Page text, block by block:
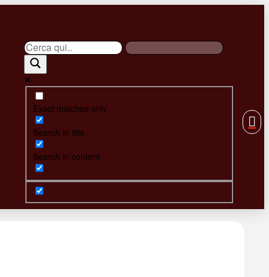
Exact matches only
Search in title
Search in content